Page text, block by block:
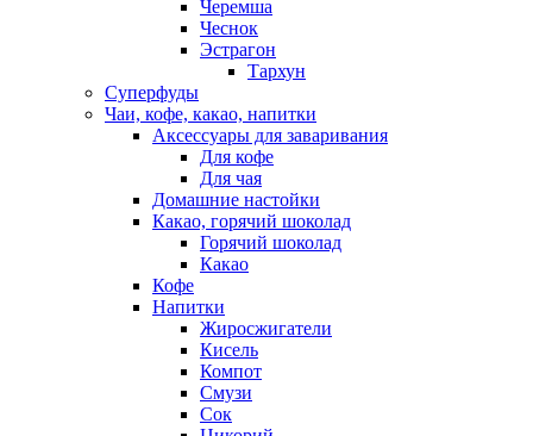
Черемша
Чеснок
Эстрагон
Тархун
Суперфуды
Чаи, кофе, какао, напитки
Аксессуары для заваривания
Для кофе
Для чая
Домашние настойки
Какао, горячий шоколад
Горячий шоколад
Какао
Кофе
Напитки
Жиросжигатели
Кисель
Компот
Смузи
Сок